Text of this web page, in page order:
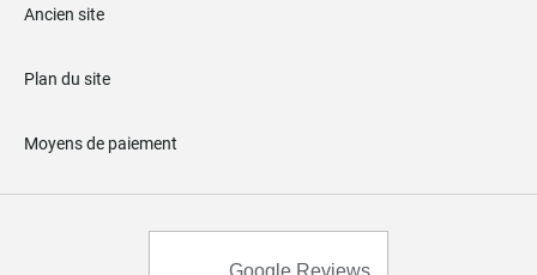
Ancien site
Plan du site
Moyens de paiement